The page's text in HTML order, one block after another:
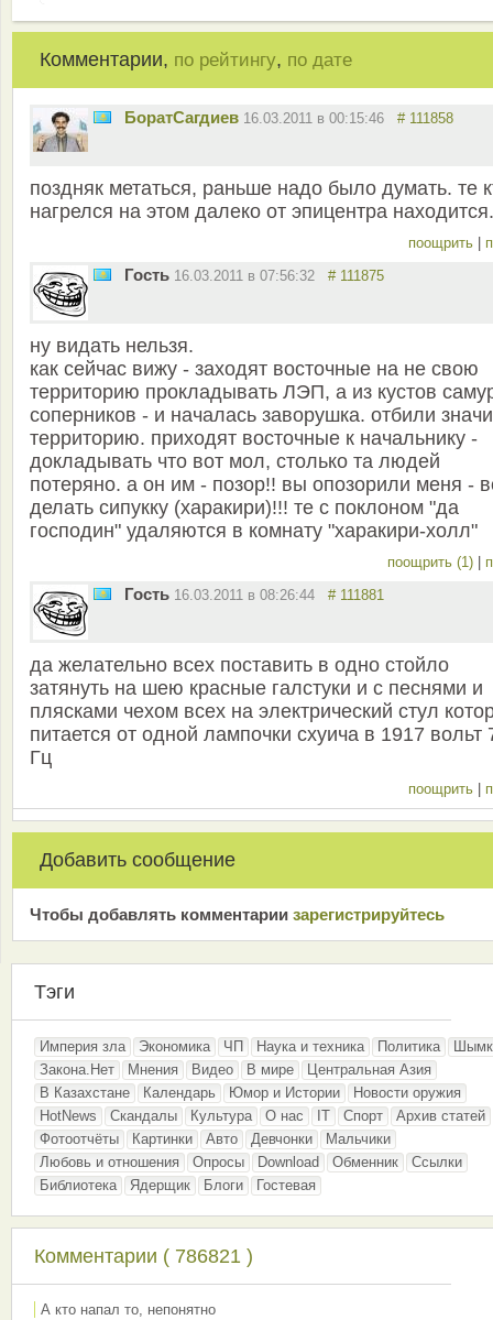
Комментарии, по рейтингу, по дате
БоратСагдиев 16.03.2011 в 00:15:46 # 111858
поздняк метаться, раньше надо было думать. те
нагрелся на этом далеко от эпицентра находится.
поощрить
Гость 16.03.2011 в 07:56:32 # 111875
ну видать нельзя.
как сейчас вижу - заходят восточные на не свою
территорию прокладывать ЛЭП, а из кустов
соперников - и началась заворушка. отбили
территорию. приходят восточные к начальнику -
докладывать что вот мол, столько та людей
потеряно. а он им - позор!! вы опозорили меня -
делать сипукку (харакири)!!! те с поклоном "да
господин" удаляются в комнату "харакири-холл"
поощрить (1)
Гость 16.03.2011 в 08:26:44 # 111881
да желательно всех поставить в одно стойло
затянуть на шею красные галстуки и с песнями и
плясками чехом всех на электрический стул
питается от одной лампочки схуича в 1917 вольт
Гц
поощрить
Добавить сообщение
Чтобы добавлять комментарии зарeгиcтрирyйтeсь
Тэги
Империя зла Экономика ЧП Наука и техника Политика
Закона.Нет
Мнения Видео В мире
Центральная Азия
В Казахстане
Календарь Юмор и Истории
Новости оружия
HotNews
Скандалы Культура О нас IT Спорт
Архив статей
Фотоотчёты
Картинки Авто Девчонки
Мальчики
Любовь и отношения
Опросы Download Обменник
Ссылки
Библиотека
Ядерщик Блоги Гостевая
Комментарии ( 786821 )
А кто напал то, непонятно